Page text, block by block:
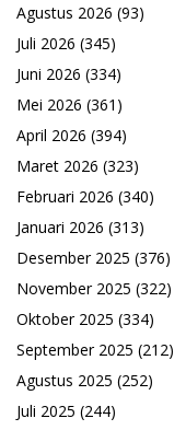
Agustus 2026 (93)
Juli 2026 (345)
Juni 2026 (334)
Mei 2026 (361)
April 2026 (394)
Maret 2026 (323)
Februari 2026 (340)
Januari 2026 (313)
Desember 2025 (376)
November 2025 (322)
Oktober 2025 (334)
September 2025 (212)
Agustus 2025 (252)
Juli 2025 (244)